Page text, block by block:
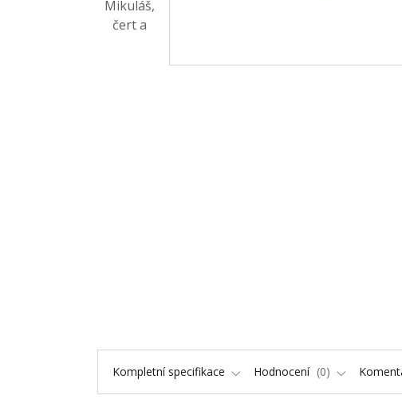
Kompletní specifikace Hodnocení 0